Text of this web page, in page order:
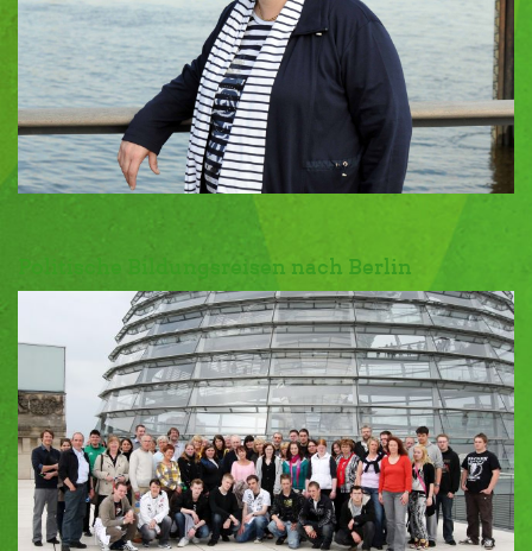
Politische Bildungsreisen nach Berlin